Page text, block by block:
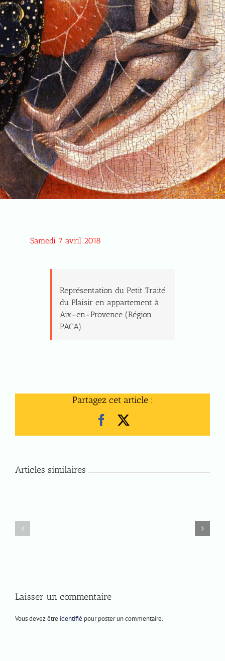
Samedi 7 avril 2018
Représentation du Petit Traité
du Plaisir en appartement à
Aix-en-Provence (Région
PACA).
Partagez cet article :
Facebook
Articles similaires
Mercredi
Laisser un commentaire
Vous devez être identifié pour poster un commentaire.